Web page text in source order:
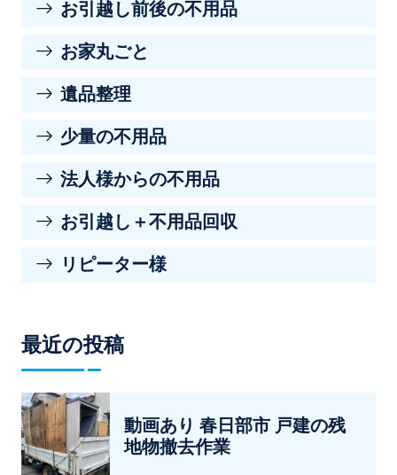
お引越し前後の不用品
お家丸ごと
遺品整理
少量の不用品
法人様からの不用品
お引越し＋不用品回収
リピーター様
最近の投稿
動画あり 春日部市 戸建の残
地物撤去作業